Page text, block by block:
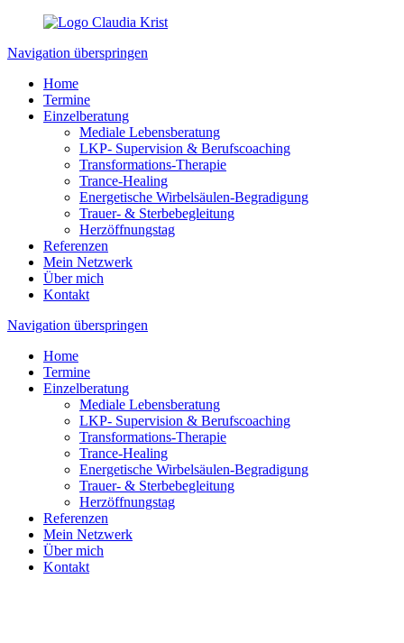
Navigation überspringen
Home
Termine
Einzelberatung
Mediale Lebensberatung
LKP- Supervision & Berufscoaching
Transformations-Therapie
Trance-Healing
Energetische Wirbelsäulen-Begradigung
Trauer- & Sterbebegleitung
Herzöffnungstag
Referenzen
Mein Netzwerk
Über mich
Kontakt
Navigation überspringen
Home
Termine
Einzelberatung
Mediale Lebensberatung
LKP- Supervision & Berufscoaching
Transformations-Therapie
Trance-Healing
Energetische Wirbelsäulen-Begradigung
Trauer- & Sterbebegleitung
Herzöffnungstag
Referenzen
Mein Netzwerk
Über mich
Kontakt